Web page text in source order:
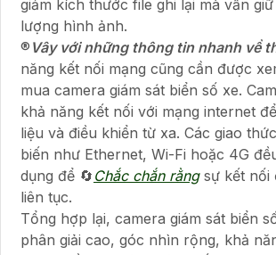
giảm kích thước file ghi lại mà vẫn
lượng hình ảnh.
®️ Vây với những thông tin nhanh về
năng kết nối mạng cũng cần được
mua camera giám sát biển số xe.
khả năng kết nối với mạng internet
liệu và điều khiển từ xa. Các giao
biến như Ethernet, Wi-Fi hoặc 4G
dụng để 🔄 Chắc chắn rằngsự kết nối
liên tục.
Tổng hợp lại, camera giám sát biển
phân giải cao, góc nhìn rộng, khả